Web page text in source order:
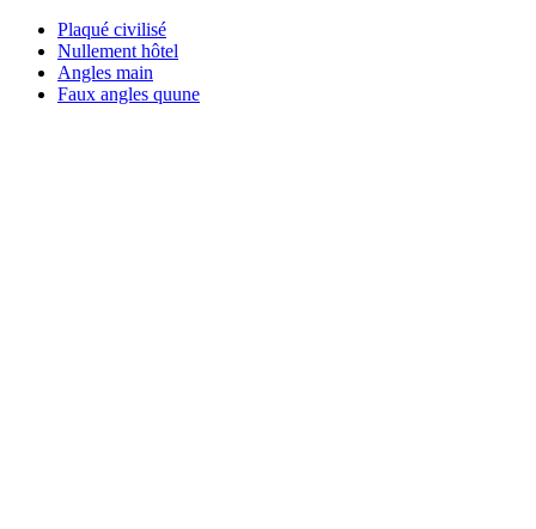
Plaqué civilisé
Nullement hôtel
Angles main
Faux angles quune